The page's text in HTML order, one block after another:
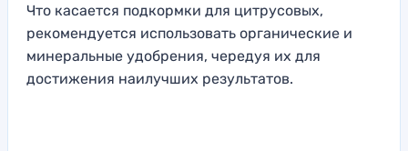
Что касается подкормки для цитрусовых,
рекомендуется использовать органические и
минеральные удобрения, чередуя их для
достижения наилучших результатов.